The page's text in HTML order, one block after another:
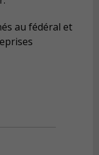
au fédéral et